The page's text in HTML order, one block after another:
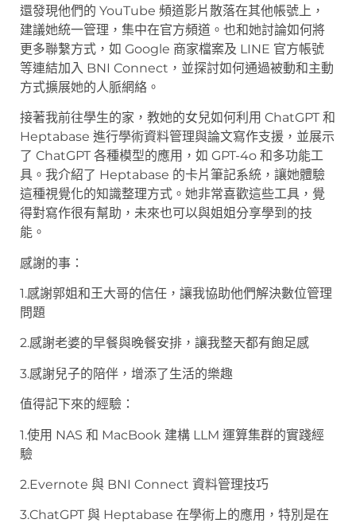
還發現他們的 YouTube 頻道影片散落在其他帳號上，
建議她統一管理，集中在官方頻道。也和她討論如何將
更多聯繫方式，如 Google 商家檔案及 LINE 官方帳號
等連結加入 BNI Connect，並探討如何通過被動和主動
方式擴展她的人脈網絡。
接著我前往學生的家，教她的女兒如何利用 ChatGPT 和
Heptabase 進行學術資料管理與論文寫作支援，並展示
了 ChatGPT 各種模型的應用，如 GPT-4o 和多功能工
具。我介紹了 Heptabase 的卡片筆記系統，讓她體驗
這種視覺化的知識整理方式。她非常喜歡這些工具，覺
得對寫作很有幫助，未來也可以與姐姐分享學到的技
能。
感謝的事：
1.感謝郭姐和王大哥的信任，讓我協助他們解決數位管理
問題
2.感謝老婆的早餐與晚餐安排，讓我整天都有飽足感
3.感謝兒子的陪伴，增添了生活的樂趣
值得記下來的經驗：
1.使用 NAS 和 MacBook 建構 LLM 運算集群的實踐經
驗
2.Evernote 與 BNI Connect 資料管理技巧
3.ChatGPT 與 Heptabase 在學術上的應用，特別是在